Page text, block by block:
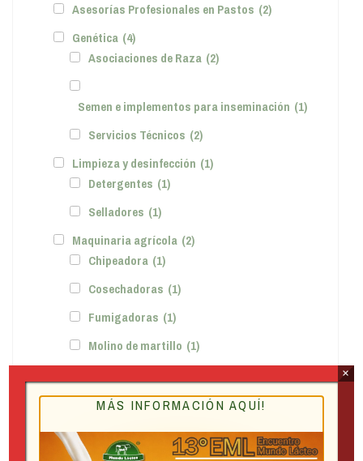
Asesorías Profesionales en Pastos (2)
Genética (4)
Asociaciones de Raza (2)
Semen e implementos para inseminación (1)
Servicios Técnicos (2)
Limpieza y desinfección (1)
Detergentes (1)
Selladores (1)
Maquinaria agrícola (2)
Chipeadora (1)
Cosechadoras (1)
Fumigadoras (1)
Molino de martillo (1)
Picadora sencilla (2)
Tractores (1)
MÁS INFORMACIÓN AQUÍ!
×